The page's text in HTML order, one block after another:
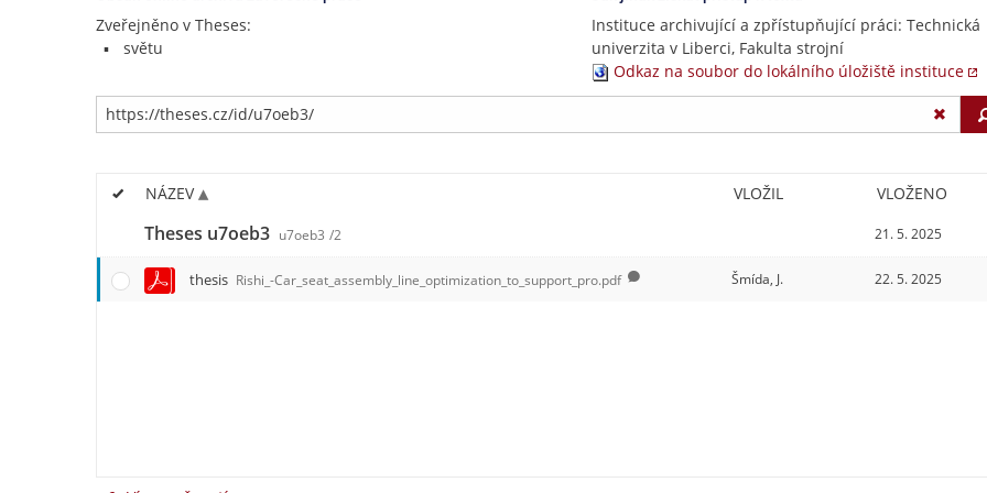
Zveřejněno v Theses:
světu
Instituce archivující a zpřístupňující práci: Technická
univerzita v Liberci, Fakulta strojní
Odkaz na soubor do lokálního úložiště instituce
NÁZEV VLOŽIL VLOŽENO
Theses u7oeb3 u7oeb3 /2 21. 5. 2025
thesis Rishi_-Car_seat_assembly_line_optimization_to_support_pro.pdf Šmída, J. 22. 5. 2025